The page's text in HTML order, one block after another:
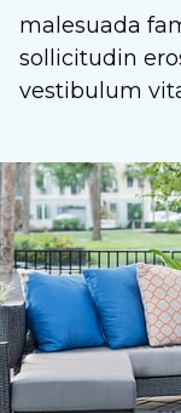
malesuada
sollicitudin
vestibulum